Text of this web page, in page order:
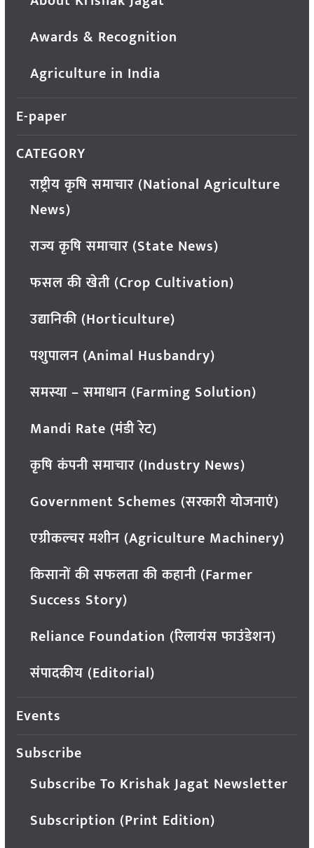
Awards & Recognition
Agriculture in India
E-paper
CATEGORY
राष्ट्रीय कृषि समाचार (National Agriculture
News)
राज्य कृषि समाचार (State News)
फसल की खेती (Crop Cultivation)
उद्यानिकी (Horticulture)
पशुपालन (Animal Husbandry)
समस्या – समाधान (Farming Solution)
Mandi Rate (मंडी रेट)
कृषि कंपनी समाचार (Industry News)
Government Schemes (सरकारी योजनाएं)
एग्रीकल्चर मशीन (Agriculture Machinery)
किसानों की सफलता की कहानी (Farmer
Success Story)
Reliance Foundation (रिलायंस फाउंडेशन)
संपादकीय (Editorial)
Events
Subscribe
Subscribe To Krishak Jagat Newsletter
Subscription (Print Edition)